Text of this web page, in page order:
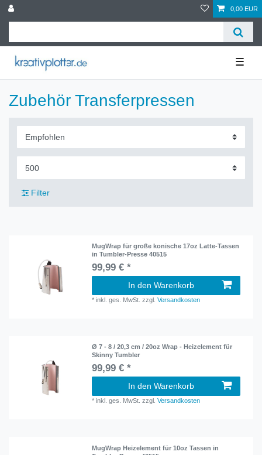
0,00 EUR
☰
Zubehör Transferpressen
Filter
MugWrap für große konische 17oz Latte-Tassen
in Tumbler-Presse 40515
99,99 € *
In den Warenkorb
*inkl. ges. MwSt. zzgl.Versandkosten
Ø 7 - 8 / 20,3 cm / 20oz Wrap - Heizelement für
Skinny Tumbler
99,99 € *
In den Warenkorb
*inkl. ges. MwSt. zzgl.Versandkosten
MugWrap Heizelement für 10oz Tassen in